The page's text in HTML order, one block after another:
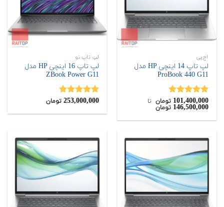
اچ‌پی
لپ تاپ 14 اینچی HP مدل
ProBook 440 G11
نمره5.00
از 5
101,400,000 تومان ‌ تا ‌
146,500,000 تومان
لپ تاپ نو
لپ تاپ 16 اینچی HP مدل
ZBook Power G11
نمره4.89
253,000,000 تومان